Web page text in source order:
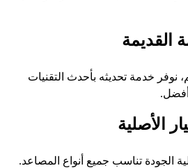
نوفر خدمة تحديثه بأحدث التقنيات
أفضل.
الجودة تناسب جميع أنواع المصاعد.